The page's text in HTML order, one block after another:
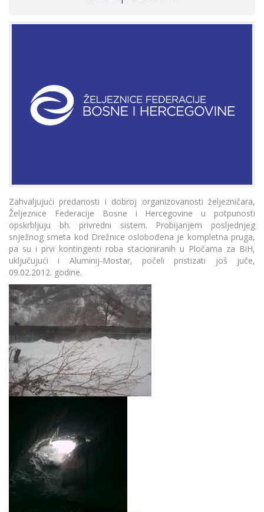
Zahvaljujući predanosti i dobroj organizovanosti željezničara,
Željeznice Federacije Bosne i Hercegovine u potpunosti
opskrbljuju bh. privredni sistem. Probijanjem posljednjeg
snježnog smeta kod Drežnice oslobođena je kompletna pruga,
pa su i prvi kontingenti roba stacioniranih u Pločama za BiH,
uključujući i Aluminij-Mostar, počeli pristizati još juče,
09.02.2012. godine.